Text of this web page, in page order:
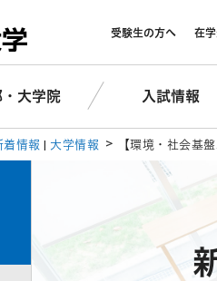
受験生の方へ 在
大学院 入試情報
着情報 | 大学情報 【環境・社会基